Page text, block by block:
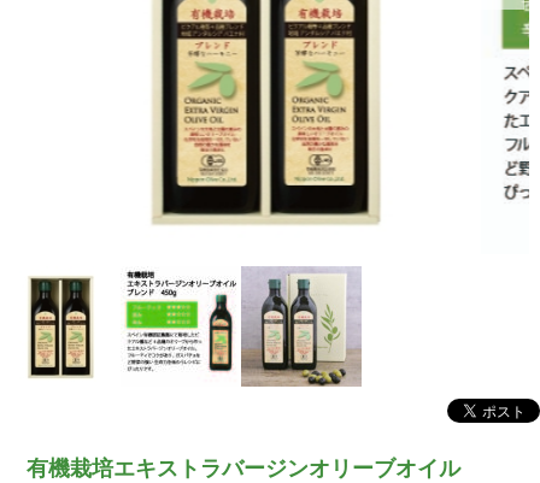
有機栽培エキストラバージンオリーブオイル